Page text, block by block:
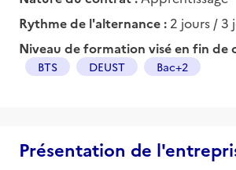
Rythme de l'alternance : 2 jours / 3
Niveau de formation visé en fin de
BTS DEUST Bac+2
Présentation de